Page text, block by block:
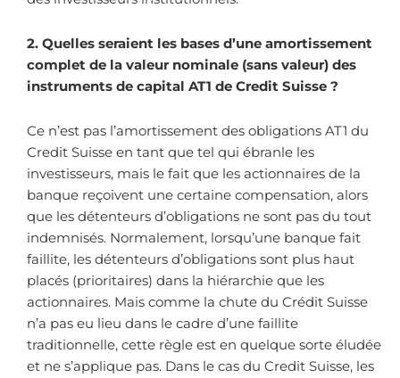
2. Quelles seraient les bases d’une amortissement
complet de la valeur nominale (sans valeur) des
instruments de capital AT1 de Credit Suisse ?
Ce n’est pas l’amortissement des obligations AT1 du
Credit Suisse en tant que tel qui ébranle les
investisseurs, mais le fait que les actionnaires de la
banque reçoivent une certaine compensation, alors
que les détenteurs d’obligations ne sont pas du tout
indemnisés. Normalement, lorsqu’une banque fait
faillite, les détenteurs d’obligations sont plus haut
placés (prioritaires) dans la hiérarchie que les
actionnaires. Mais comme la chute du Crédit Suisse
n’a pas eu lieu dans le cadre d’une faillite
traditionnelle, cette règle est en quelque sorte éludée
et ne s’applique pas. Dans le cas du Credit Suisse, les